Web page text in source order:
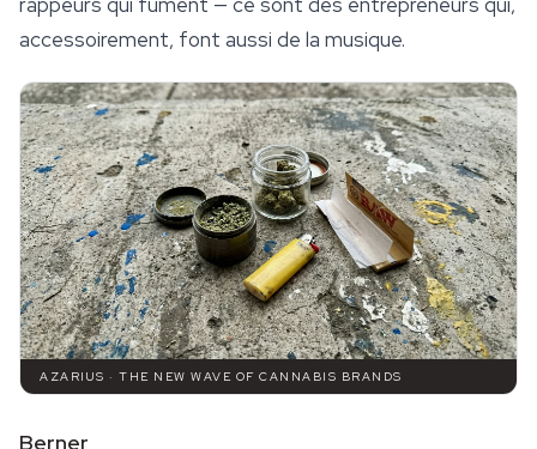
accessoirement, font aussi de la musique.
AZARIUS · THE NEW WAVE OF CANNABIS BRANDS
Berner